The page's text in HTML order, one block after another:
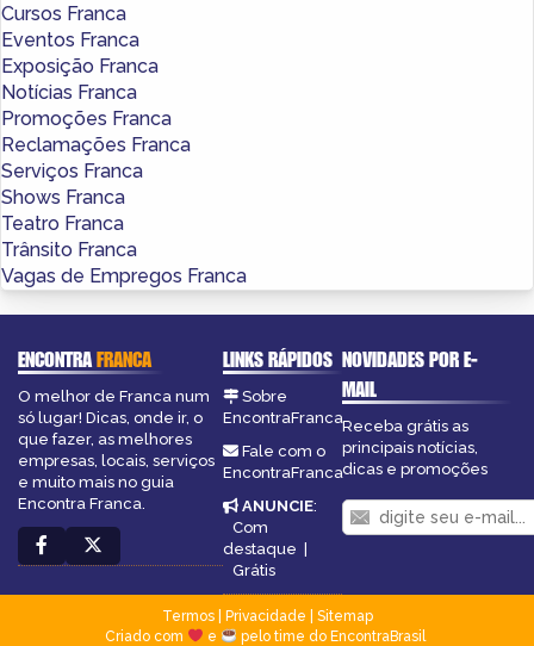
Cursos Franca
Eventos Franca
Exposição Franca
Notícias Franca
Promoções Franca
Reclamações Franca
Serviços Franca
Shows Franca
Teatro Franca
Trânsito Franca
Vagas de Empregos Franca
ENCONTRAFRANCA
O melhor de Franca num
só lugar! Dicas, onde ir, o
que fazer, as melhores
empresas, locais, serviços
e muito mais no guia
Encontra Franca.
LINKS RÁPIDOS
Sobre
EncontraFranca
Fale com o
EncontraFranca
ANUNCIE:
Com
destaque
Grátis
NOVIDADES POR E-
MAIL
Receba grátis as
principais notícias,
dicas e promoções
Termos| Privacidade
Sitemap
Criado com
e pelo time do EncontraBrasil